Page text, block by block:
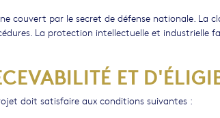
couvert par le secret de défense nationale. La
La protection intellectuelle et industrielle
ET
doit satisfaire aux conditions suivantes :